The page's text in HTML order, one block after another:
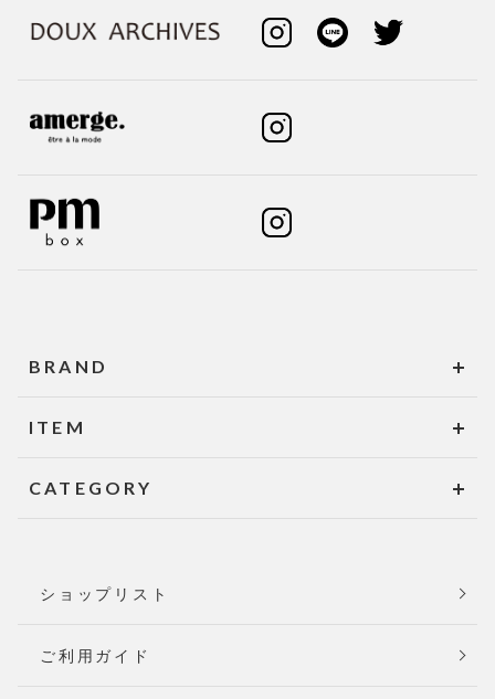
BRAND
ITEM
CATEGORY
ショップリスト
ご利用ガイド